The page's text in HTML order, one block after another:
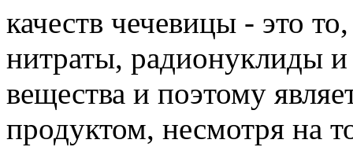
качеств чечевицы - это
нитраты, радионуклиды
вещества и поэтому
продуктом, несмотря на